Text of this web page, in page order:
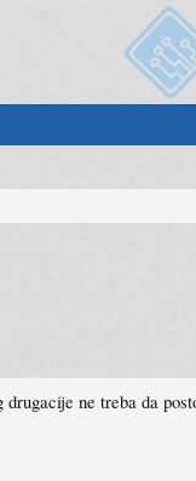
ne treba da